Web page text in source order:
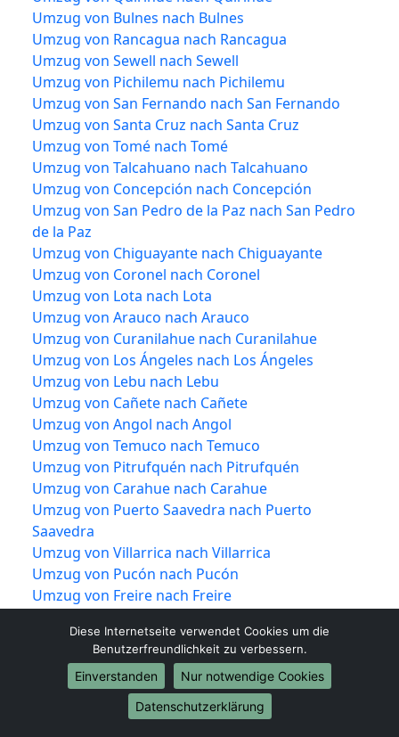
Umzug von Bulnes nach Bulnes
Umzug von Rancagua nach Rancagua
Umzug von Sewell nach Sewell
Umzug von Pichilemu nach Pichilemu
Umzug von San Fernando nach San Fernando
Umzug von Santa Cruz nach Santa Cruz
Umzug von Tomé nach Tomé
Umzug von Talcahuano nach Talcahuano
Umzug von Concepción nach Concepción
Umzug von San Pedro de la Paz nach San Pedro
de la Paz
Umzug von Chiguayante nach Chiguayante
Umzug von Coronel nach Coronel
Umzug von Lota nach Lota
Umzug von Arauco nach Arauco
Umzug von Curanilahue nach Curanilahue
Umzug von Los Ángeles nach Los Ángeles
Umzug von Lebu nach Lebu
Umzug von Cañete nach Cañete
Umzug von Angol nach Angol
Umzug von Temuco nach Temuco
Umzug von Pitrufquén nach Pitrufquén
Umzug von Carahue nach Carahue
Umzug von Puerto Saavedra nach Puerto
Saavedra
Umzug von Villarrica nach Villarrica
Umzug von Pucón nach Pucón
Umzug von Freire nach Freire
Umzug von Corral nach Corral
Umzug von Lanco nach Lanco
Umzug von Los Lagos nach Los Lagos
Umzug von Mariquina nach Mariquina
Umzug von Máfil nach Máfil
Diese Internetseite verwendet Cookies um die
Benutzerfreundlichkeit zu verbessern.
Einverstanden
Nur notwendige Cookies
Datenschutzerklärung